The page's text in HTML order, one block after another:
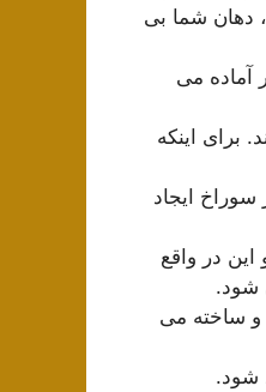
دهان شما بی
آماده می
برای اینکه
ایجاد
در واقع
شود.
ساخته می
شود.